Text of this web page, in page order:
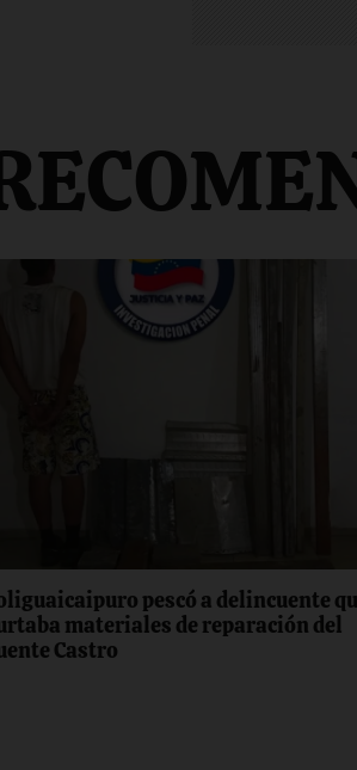
pescó a delincuente
materiales de reparación del
Castro